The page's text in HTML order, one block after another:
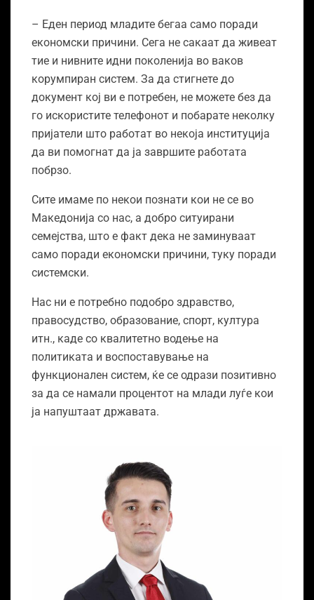
– Еден период младите бегаа само поради
економски причини. Сега не сакаат да живеат
тие и нивните идни поколенија во ваков
корумпиран систем. За да стигнете до
документ кој ви е потребен, не можете без да
го искористите телефонот и побарате неколку
пријатели што работат во некоја институција
да ви помогнат да ја завршите работата
побрзо.
Сите имаме по некои познати кои не се во
Македонија со нас, а добро ситуирани
семејства, што е факт дека не заминуваат
само поради економски причини, туку поради
системски.
Нас ни е потребно подобро здравство,
правосудство, образование, спорт, култура
итн., каде со квалитетно водење на
политиката и воспоставување на
функционален систем, ќе се одрази позитивно
за да се намали процентот на млади луѓе кои
ја напуштаат државата.